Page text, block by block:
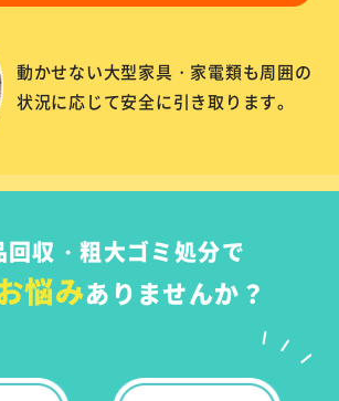
動かせない大型家具・家電類も周囲の
状況に応じて安全に引き取ります。
回収・粗大ゴミ処分で
悩みありませんか？